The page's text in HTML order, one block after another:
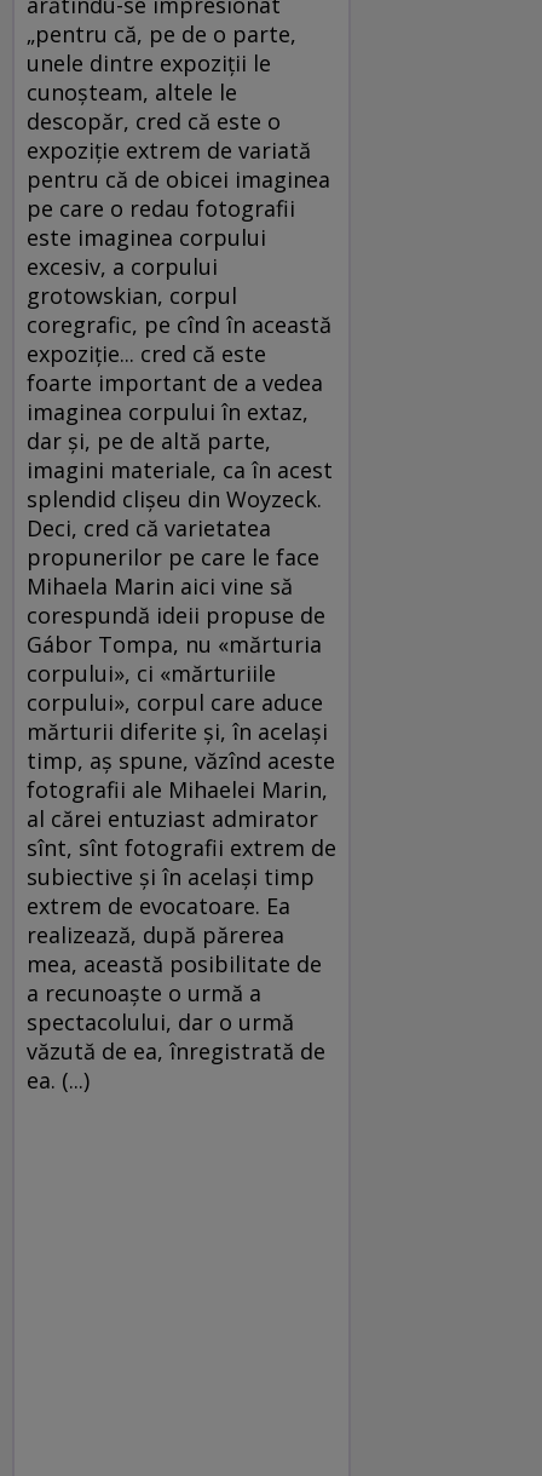
„pentru că, pe de o parte,
unele dintre expoziţii le
cunoşteam, altele le
descopăr, cred că este o
expoziţie extrem de variată
pentru că de obicei imaginea
pe care o redau fotografii
este imaginea corpului
excesiv, a corpului
grotowskian, corpul
coregrafic, pe cînd în această
expoziţie... cred că este
foarte important de a vedea
imaginea corpului în extaz,
dar şi, pe de altă parte,
imagini materiale, ca în acest
splendid clişeu din Woyzeck.
Deci, cred că varietatea
propunerilor pe care le face
Mihaela Marin aici vine să
corespundă ideii propuse de
Gábor Tompa, nu «mărturia
corpului», ci «mărturiile
corpului», corpul care aduce
mărturii diferite şi, în acelaşi
timp, aş spune, văzînd aceste
fotografii ale Mihaelei Marin,
al cărei entuziast admirator
sînt, sînt fotografii extrem de
subiective şi în acelaşi timp
extrem de evocatoare. Ea
realizează, după părerea
mea, această posibilitate de
a recunoaşte o urmă a
spectacolului, dar o urmă
văzută de ea, înregistrată de
ea. (...)